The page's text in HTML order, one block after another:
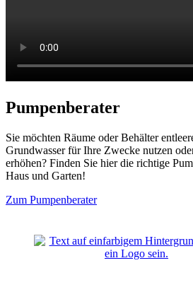
Pumpenberater
Sie möchten Räume oder Behälter
Grundwasser für Ihre Zwecke nutzen
erhöhen? Finden Sie hier die richtige
Haus und Garten!
Zum Pumpenberater